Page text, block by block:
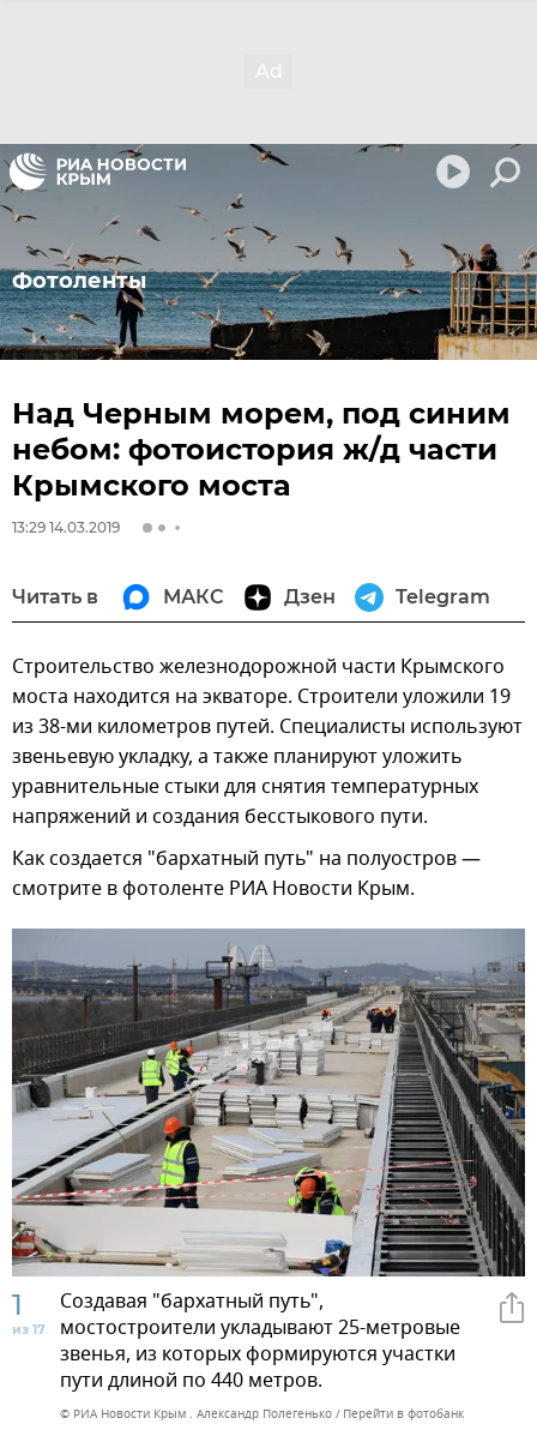
Фотоленты
Над Черным морем, под синим
небом: фотоистория ж/д части
Крымского моста
13:29 14.03.2019
Читать в МАКС Дзен Telegram
Строительство железнодорожной части Крымского
моста находится на экваторе. Строители уложили 19
из 38-ми километров путей. Специалисты используют
звеньевую укладку, а также планируют уложить
уравнительные стыки для снятия температурных
напряжений и создания бесстыкового пути.
Как создается "бархатный путь" на полуостров —
смотрите в фотоленте РИА Новости Крым.
1
из 17
Создавая "бархатный путь",
мостостроители укладывают 25-метровые
звенья, из которых формируются участки
пути длиной по 440 метров.
© РИА Новости Крым . Александр Полегенько Перейти в фотобанк